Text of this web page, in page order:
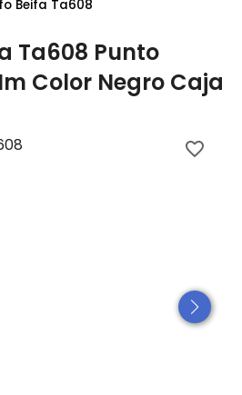
Beifa Ta608
Ta608 Punto
Color Negro Caja